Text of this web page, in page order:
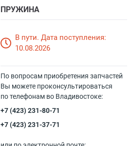
ПРУЖИНА
В пути. Дата поступления:
10.08.2026
По вопросам приобретения запчастей
Вы можете проконсультироваться
по телефонам во Владивостоке:
+7 (423) 231-80-71
+7 (423) 231-37-71